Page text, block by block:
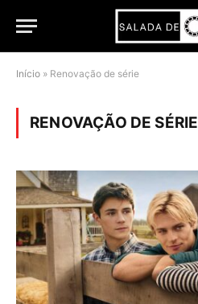
Início » Renovação de série
RENOVAÇÃO DE SÉRIE